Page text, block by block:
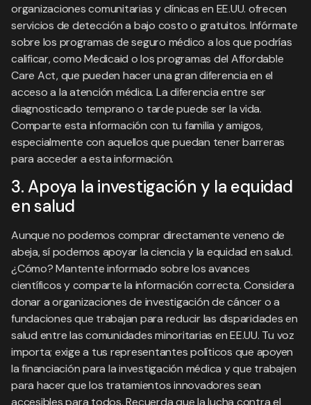
organizaciones comunitarias y clínicas en EE.UU. ofrecen
servicios de detección a bajo costo o gratuitos. Infórmate
sobre los programas de seguro médico a los que podrías
calificar, como Medicaid o los programas del Affordable
Care Act, que pueden hacer una gran diferencia en el
acceso a la atención médica. La diferencia entre ser
diagnosticado temprano o tarde puede ser la vida.
Comparte esta información con tu familia y amigos,
especialmente con aquellos que puedan tener barreras
para acceder a esta información.
3. Apoya la investigación y la equidad
en salud
Aunque no podemos comprar directamente veneno de
abeja, sí podemos apoyar la ciencia y la equidad en salud.
¿Cómo? Mantente informado sobre los avances
científicos y comparte la información correcta. Considera
donar a organizaciones de investigación de cáncer o a
fundaciones que trabajan para reducir las disparidades en
salud entre las comunidades minoritarias en EE.UU. Tu voz
importa; exige a tus representantes políticos que apoyen
la financiación para la investigación médica y que trabajen
para hacer que los tratamientos innovadores sean